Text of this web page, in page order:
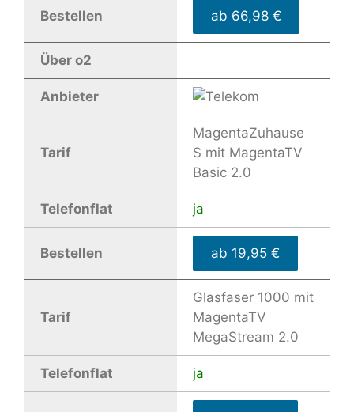
Bestellen ab 66,98 €
Über o2
Anbieter
Tarif
MagentaZuhause
S mit MagentaTV
Basic 2.0
Telefonflat ja
Bestellen ab 19,95 €
Tarif
Glasfaser 1000 mit
MagentaTV
MegaStream 2.0
Telefonflat ja